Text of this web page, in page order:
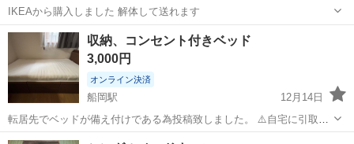
IKEAから購入しました 解体して送れます
宮城 仙台市 青葉山駅 ベッド
収納、コンセント付きベッド
3,000円
オンライン決済
船岡駅
12月14日
転居先でベッドが備え付けである為投稿致しました。 ⚠️自宅に引取り
に来て運んでくれる方限定です！ 可能であれば1月になってからの引
宮城 柴田郡 船岡駅 ベッド